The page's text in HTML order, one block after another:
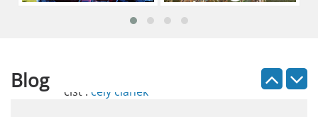
Blog
Půjčení auta na letišti Lefkada je skvělý
číst : celý článek